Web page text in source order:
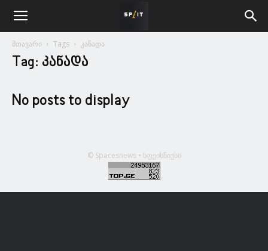
მთავარი Tags კანადა
Tag: კანადა
No posts to display
© Spacesnews • სფეისნიუსი